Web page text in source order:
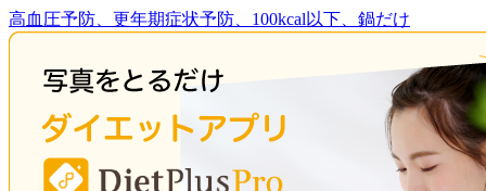
高血圧予防、更年期症状予防、100kcal以下、鍋だけ